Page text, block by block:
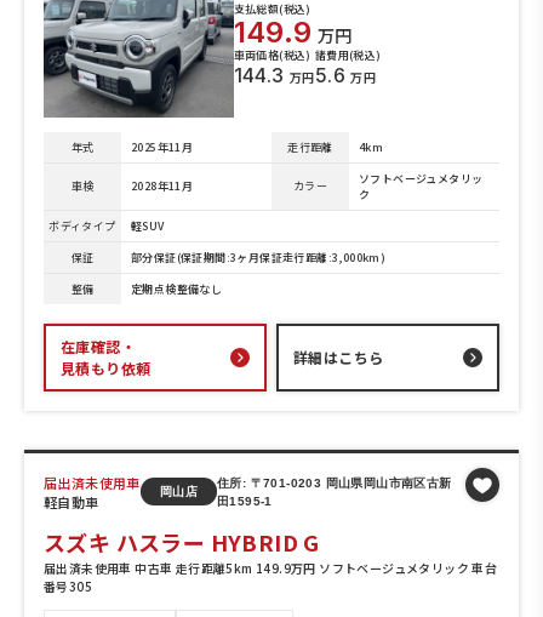
支払総額(税込)
149.9 万円
車両価格(税込)
144.3 万円
諸費用(税込)
5.6 万円
年式 2025年11月 走行距離 4km
車検 2028年11月 カラー
ソフトベージュメタリッ
ク
ボディタイプ
軽SUV
保証
部分保証(保証期間:3ヶ月保証走行距離:3,000km)
整備
定期点検整備なし
在庫確認・
見積もり依頼
詳細はこちら
届出済未使用車
軽自動車
岡山店
住所: 〒701-0203 岡山県岡山市南区古新
田1595-1
スズキ ハスラー HYBRID G
届出済未使用車 中古車 走行距離5km 149.9万円 ソフトベージュメタリック 車台
番号305